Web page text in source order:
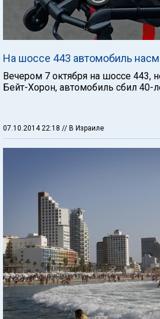
На шоссе 443 автомобиль
Вечером 7 октября на шоссе 443,
Бейт-Хорон, автомобиль сбил
07.10.2014 22:18 // В Израиле